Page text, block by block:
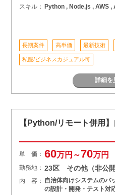
スキル： Python , Node.js , AWS ,
長期案件 高単価 最新技術
私服/ビジネスカジュアル可
詳細を
【Python/リモート併用
単 価： 60万円～70万円
勤務地： 23区 その他（非公開
内 容： 自治体向けシステムのバ
の設計・開発・テスト